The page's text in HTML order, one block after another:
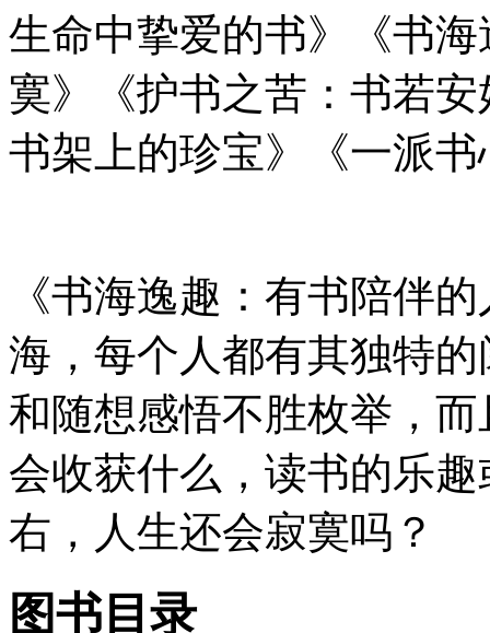
生命中挚爱的书》《书
寞》《护书之苦：书若
书架上的珍宝》《一派
《书海逸趣：有书陪伴
海，每个人都有其独特
和随想感悟不胜枚举，
会收获什么，读书的乐
右，人生还会寂寞吗？
图书目录